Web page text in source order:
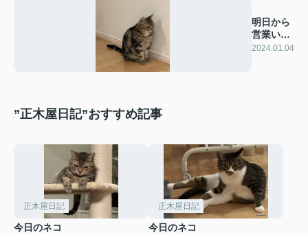
明日から
営業いた
します。
2024.01.04
”正木屋日記”おすすめ記事
正木屋日記
今日のネコ
正木屋日記
今日のネコ